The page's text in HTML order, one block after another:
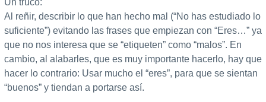
Un truco:
Al reñir, describir lo que han hecho mal (“No has estudiado lo
suficiente”) evitando las frases que empiezan con “Eres…” ya
que no nos interesa que se “etiqueten” como “malos”. En
cambio, al alabarles, que es muy importante hacerlo, hay que
hacer lo contrario: Usar mucho el “eres”, para que se sientan
“buenos” y tiendan a portarse así.